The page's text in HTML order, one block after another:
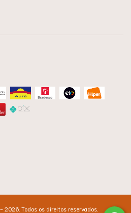
Todos os direitos reservados.